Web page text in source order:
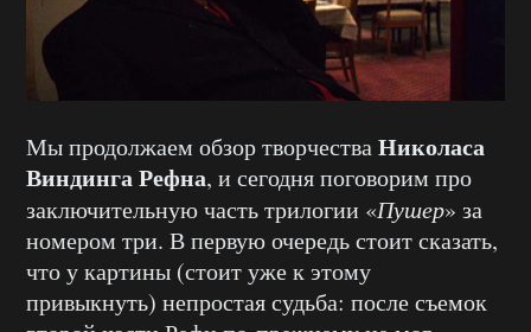
Мы продолжаем обзор творчестваНиколаса
Виндинга Рефна, и сегодня поговорим про
заключительную часть трилогии «Пушер» за
номером три. В первую очередь стоит сказать,
что у картины (стоит уже к этому
привыкнуть) непростая судьба: после съемок